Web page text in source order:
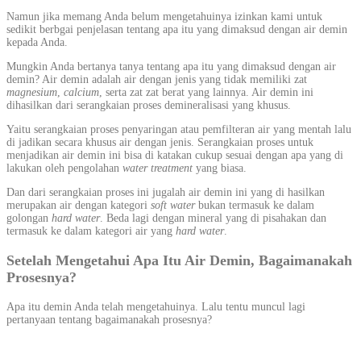
Namun jika memang Anda belum mengetahuinya izinkan kami untuk
sedikit berbgai penjelasan tentang apa itu yang dimaksud dengan air demin
kepada Anda.
Mungkin Anda bertanya tanya tentang apa itu yang dimaksud dengan air
demin? Air demin adalah air dengan jenis yang tidak memiliki zat
magnesium, calcium, serta zat zat berat yang lainnya. Air demin ini
dihasilkan dari serangkaian proses demineralisasi yang khusus.
Yaitu serangkaian proses penyaringan atau pemfilteran air yang mentah lalu
di jadikan secara khusus air dengan jenis. Serangkaian proses untuk
menjadikan air demin ini bisa di katakan cukup sesuai dengan apa yang di
lakukan oleh pengolahan water treatment yang biasa.
Dan dari serangkaian proses ini jugalah air demin ini yang di hasilkan
merupakan air dengan kategori soft waterbukan termasuk ke dalam
golongan hard water. Beda lagi dengan mineral yang di pisahakan dan
termasuk ke dalam kategori air yang hard water.
Setelah Mengetahui Apa Itu Air Demin, Bagaimanakah
Prosesnya?
Apa itu demin Anda telah mengetahuinya. Lalu tentu muncul lagi
pertanyaan tentang bagaimanakah prosesnya?